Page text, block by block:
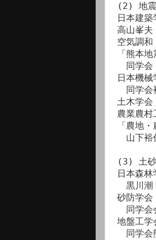
(2) 地震
日本建
高山峯夫
空気調
「熊本
同学会
日本機
同学会
土木学会
農業農
「農地
山下裕
(3) 土砂
日本森
黒川潮
砂防学
同学会
地盤工学
同学会